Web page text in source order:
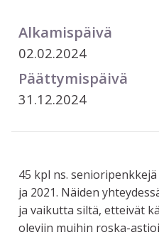
Alkamispäivä
02.02.2024
Päättymispäivä
31.12.2024
45 kpl ns.
ja 2021. Näiden
ja vaikutta siltä, etteivät
oleviin muihin roska-